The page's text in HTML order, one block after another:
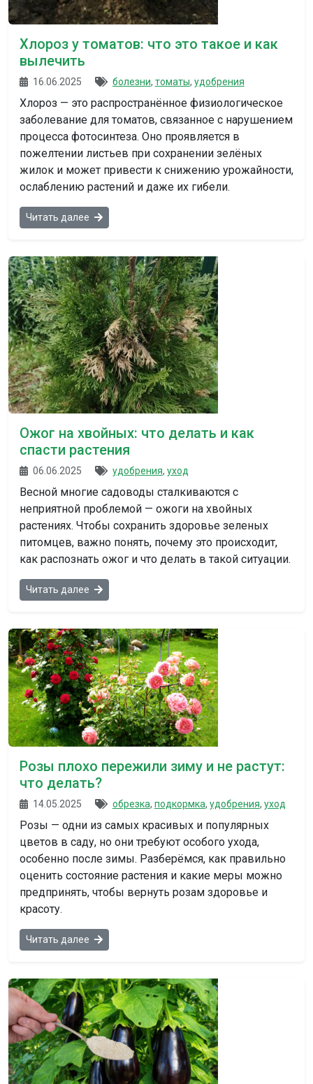
Хлороз у томатов: что это такое и как
вылечить
16.06.2025 болезни, томаты, удобрения
Хлороз — это распространённое физиологическое
заболевание для томатов, связанное с нарушением
процесса фотосинтеза. Оно проявляется в
пожелтении листьев при сохранении зелёных
жилок и может привести к снижению урожайности,
ослаблению растений и даже их гибели.
Читать далее
Ожог на хвойных: что делать и как
спасти растения
06.06.2025 удобрения, уход
Весной многие садоводы сталкиваются с
неприятной проблемой — ожоги на хвойных
растениях. Чтобы сохранить здоровье зеленых
питомцев, важно понять, почему это происходит,
как распознать ожог и что делать в такой ситуации.
Читать далее
Розы плохо пережили зиму и не растут:
что делать?
14.05.2025 обрезка, подкормка, удобрения, уход
Розы — одни из самых красивых и популярных
цветов в саду, но они требуют особого ухода,
особенно после зимы. Разберёмся, как правильно
оценить состояние растения и какие меры можно
предпринять, чтобы вернуть розам здоровье и
красоту.
Читать далее